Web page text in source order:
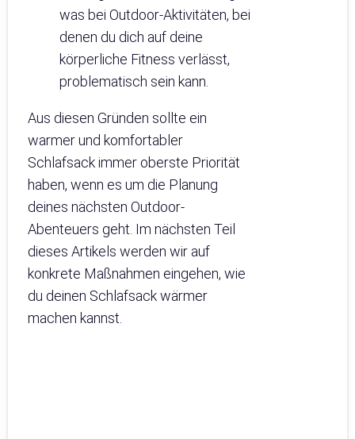
was bei Outdoor-Aktivitäten, bei
denen du dich auf deine
körperliche Fitness verlässt,
problematisch sein kann.
Aus diesen Gründen sollte ein
warmer und komfortabler
Schlafsack immer oberste Priorität
haben, wenn es um die Planung
deines nächsten Outdoor-
Abenteuers geht. Im nächsten Teil
dieses Artikels werden wir auf
konkrete Maßnahmen eingehen, wie
du deinen Schlafsack wärmer
machen kannst.